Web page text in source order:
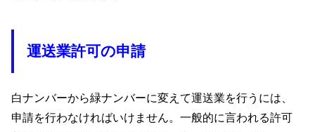
運送業許可の申請
白ナンバーから緑ナンバーに変えて運送業を行うには、
申請を行わなければいけません。一般的に言われる許可